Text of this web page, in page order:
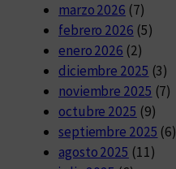
marzo 2026 (7)
febrero 2026 (5)
enero 2026 (2)
diciembre 2025 (3)
noviembre 2025 (7)
octubre 2025 (9)
septiembre 2025 (6)
agosto 2025 (11)